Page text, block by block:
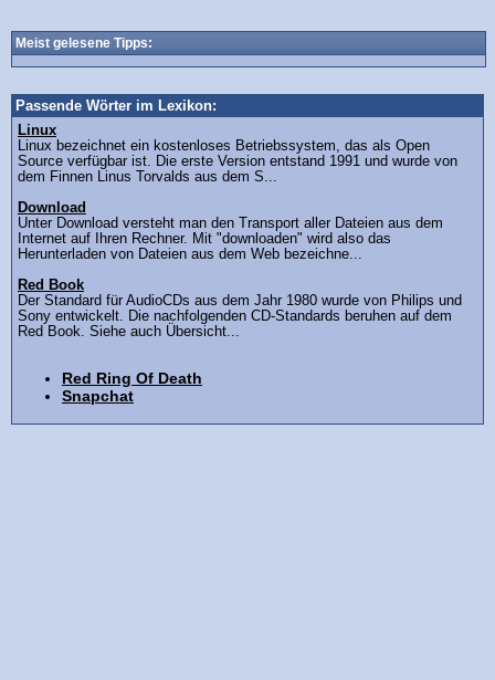
Meist gelesene Tipps:
Passende Wörter im Lexikon:
Linux
Linux bezeichnet ein kostenloses Betriebssystem, das als Open
Source verfügbar ist. Die erste Version entstand 1991 und wurde von
dem Finnen Linus Torvalds aus dem S...
Download
Unter Download versteht man den Transport aller Dateien aus dem
Internet auf Ihren Rechner. Mit "downloaden" wird also das
Herunterladen von Dateien aus dem Web bezeichne...
Red Book
Der Standard für AudioCDs aus dem Jahr 1980 wurde von Philips und
Sony entwickelt. Die nachfolgenden CD-Standards beruhen auf dem
Red Book. Siehe auch Übersicht...
Red Ring Of Death
Snapchat